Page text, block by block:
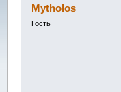
Mytholos
Гость